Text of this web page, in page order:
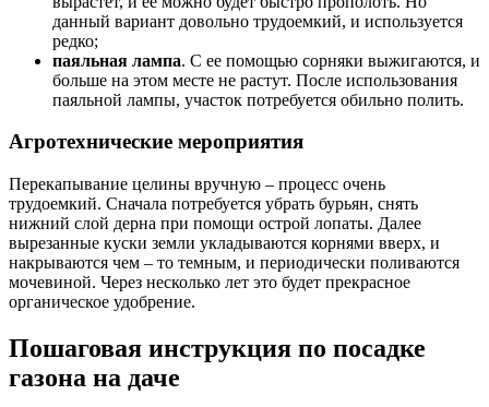
данный вариант довольно трудоемкий, и используется
редко;
паяльная лампа. С ее помощью сорняки выжигаются, и
больше на этом месте не растут. После использования
паяльной лампы, участок потребуется обильно полить.
Агротехнические мероприятия
Перекапывание целины вручную – процесс очень
трудоемкий. Сначала потребуется убрать бурьян, снять
нижний слой дерна при помощи острой лопаты. Далее
вырезанные куски земли укладываются корнями вверх, и
накрываются чем – то темным, и периодически поливаются
мочевиной. Через несколько лет это будет прекрасное
органическое удобрение.
Пошаговая инструкция по посадке
газона на даче